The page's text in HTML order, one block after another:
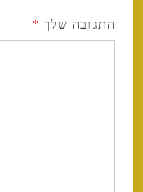
התגובה שלך *